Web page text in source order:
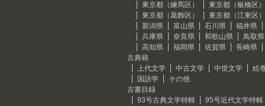
東京都（練馬区）
東京都（板橋区）
東京都（葛飾区）
東京都（江東区）
新潟県
富山県 石川県
福井県
兵庫県
奈良県 和歌山県
鳥取県
高知県
福岡県 佐賀県
長崎県
古典籍
上代文学
中古文学 中世文学
絵
国語学
その他
古書目録
93号古典文学特輯
95号近代文学特輯